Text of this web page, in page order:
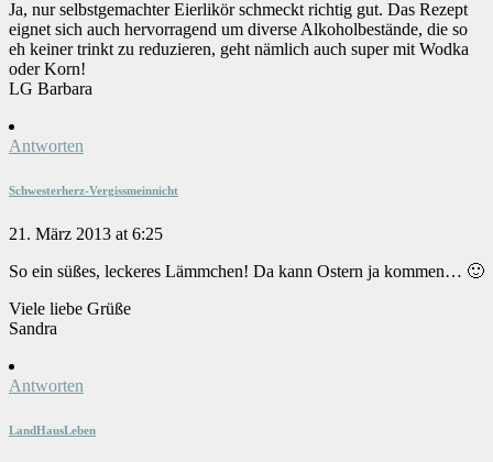
Ja, nur selbstgemachter Eierlikör schmeckt richtig gut. Das Rezept
eignet sich auch hervorragend um diverse Alkoholbestände, die so
eh keiner trinkt zu reduzieren, geht nämlich auch super mit Wodka
oder Korn!
LG Barbara
Antworten
Schwesterherz-Vergissmeinnicht
21. März 2013 at 6:25
So ein süßes, leckeres Lämmchen! Da kann Ostern ja kommen… 🙂
Viele liebe Grüße
Sandra
Antworten
LandHausLeben